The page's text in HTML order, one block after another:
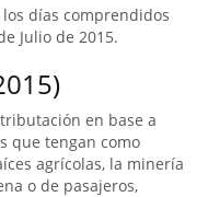
días comprendidos
Julio de 2015.
en base a
que tengan como
agrícolas, la minería
o de pasajeros,